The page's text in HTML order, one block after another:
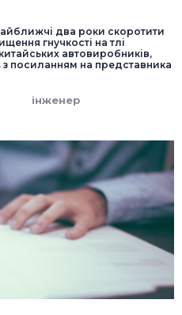
два роки скоротити
гнучкості на тлі
автовиробників,
посиланням на представника
інженер